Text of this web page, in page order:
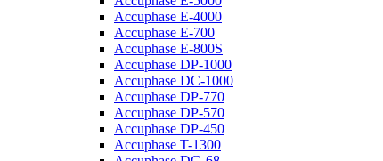
Accuphase E-4000
Accuphase E-700
Accuphase E-800S
Accuphase DP-1000
Accuphase DC-1000
Accuphase DP-770
Accuphase DP-570
Accuphase DP-450
Accuphase T-1300